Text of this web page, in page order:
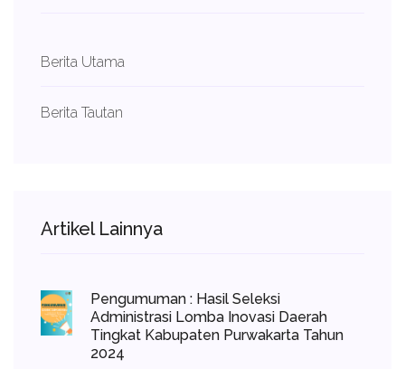
Berita Utama
Berita Tautan
Artikel Lainnya
Pengumuman : Hasil Seleksi
Administrasi Lomba Inovasi Daerah
Tingkat Kabupaten Purwakarta Tahun
2024